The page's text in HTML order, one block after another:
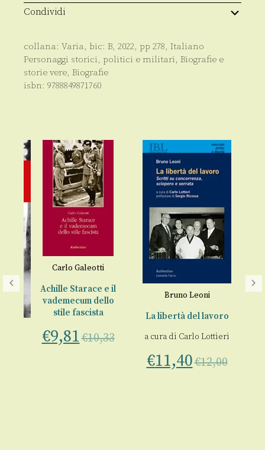
Condividi
collana: Varia, bic: B, 2022, pp 278, Italiano
Personaggi storici, politici e militari, Biografie e
storie vere, Biografie
isbn: 9788849871760
Carlo Galeotti
Achille Starace e il
vademecum dello
stile fascista
€9,81€10,33
Bruno Leoni
La libertà del lavoro
a cura di Carlo Lottieri
€11,40€12,00